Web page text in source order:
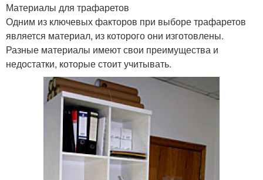
Материалы для трафаретов
Одним из ключевых факторов при выборе трафаретов
является материал, из которого они изготовлены.
Разные материалы имеют свои преимущества и
недостатки, которые стоит учитывать.